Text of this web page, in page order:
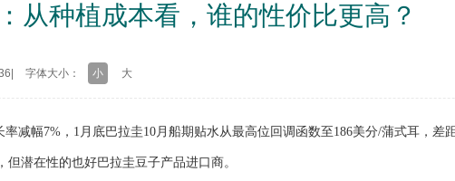
从种植成本看，谁的性价比更高？
字体大小： 小 大
减幅7%，1月底巴拉圭10月船期贴水从最高位回调函数至186美分/蒲式耳，差
潜在性的也好巴拉圭豆子产品进口商。